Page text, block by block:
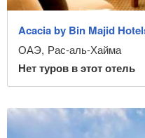
Acacia by Bin Majid
ОАЭ, Рас-аль-Хайма
Нет туров в этот отель